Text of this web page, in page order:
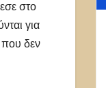
στο
για
που δεν